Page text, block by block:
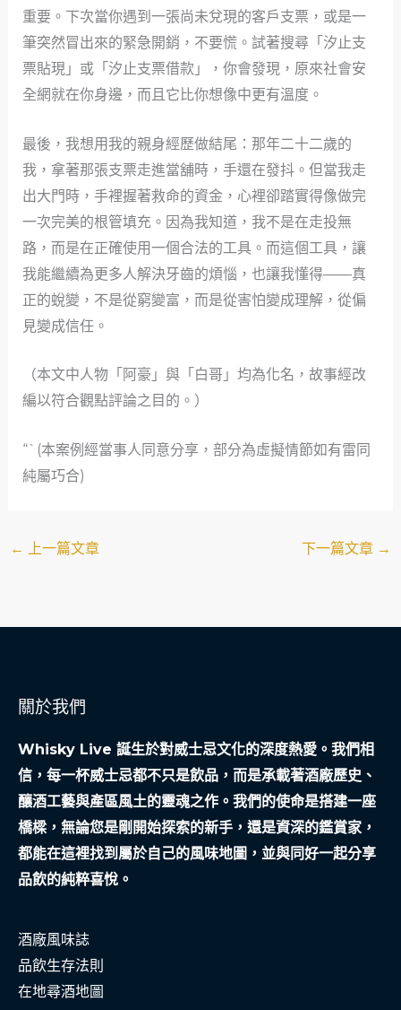
重要。下次當你遇到一張尚未兌現的客戶支票，或是一
筆突然冒出來的緊急開銷，不要慌。試著搜尋「汐止支
票貼現」或「汐止支票借款」，你會發現，原來社會安
全網就在你身邊，而且它比你想像中更有溫度。
最後，我想用我的親身經歷做結尾：那年二十二歲的
我，拿著那張支票走進當舖時，手還在發抖。但當我走
出大門時，手裡握著救命的資金，心裡卻踏實得像做完
一次完美的根管填充。因為我知道，我不是在走投無
路，而是在正確使用一個合法的工具。而這個工具，讓
我能繼續為更多人解決牙齒的煩惱，也讓我懂得——真
正的蛻變，不是從窮變富，而是從害怕變成理解，從偏
見變成信任。
（本文中人物「阿豪」與「白哥」均為化名，故事經改
編以符合觀點評論之目的。）
“`(本案例經當事人同意分享，部分為虛擬情節如有雷同
純屬巧合)
← 上一篇文章 下一篇文章 →
關於我們
Whisky Live 誕生於對威士忌文化的深度熱愛。我們相
信，每一杯威士忌都不只是飲品，而是承載著酒廠歷史、
釀酒工藝與產區風土的靈魂之作。我們的使命是搭建一座
橋樑，無論您是剛開始探索的新手，還是資深的鑑賞家，
都能在這裡找到屬於自己的風味地圖，並與同好一起分享
品飲的純粹喜悅。
酒廠風味誌
品飲生存法則
在地尋酒地圖